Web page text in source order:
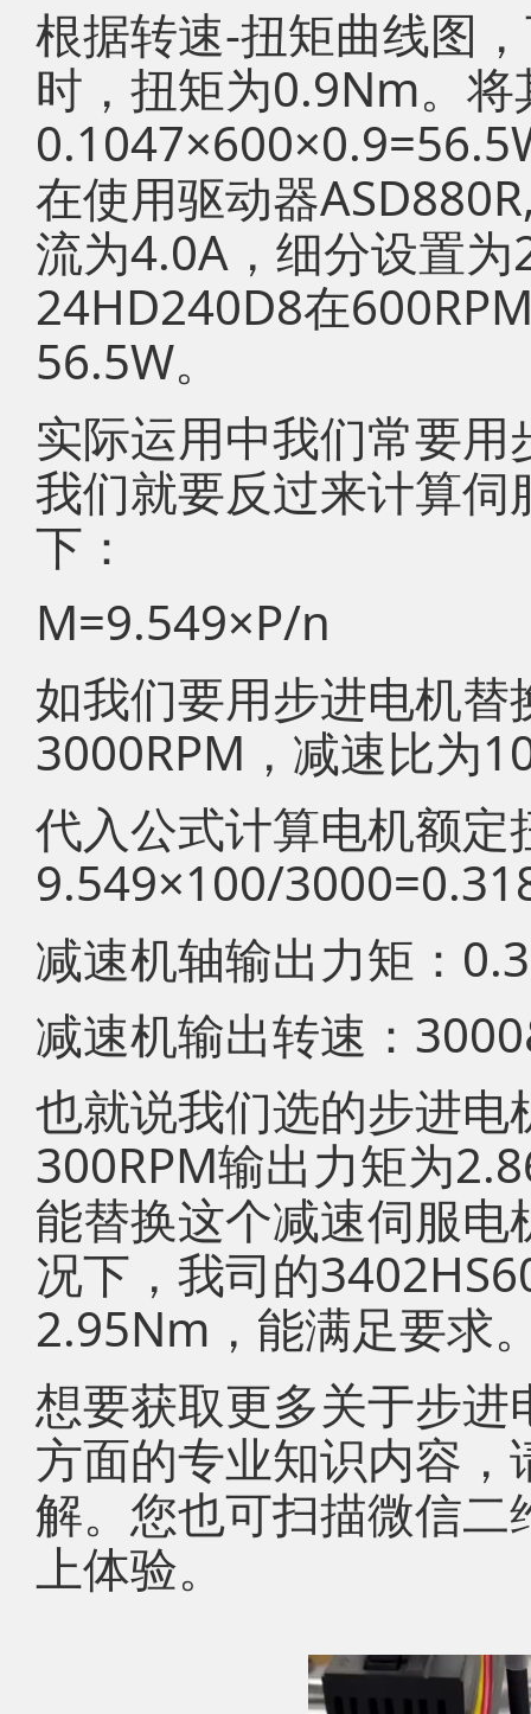
根据转速-扭矩曲线图
时，扭矩为0.9Nm。
在使用驱动器
流为4.0A，细分设置
24HD240D8在
56.5W。
实际运用中我们常要
我们就要反过来计算
下：
M=9.549×P/n
如我们要用步进电机
3000RPM，减速比为
代入公式计算电机额定
9.549×100/
减速机轴输出力矩：
减速机输出转速：
也就说我们选的步进
300RPM输出力矩为
能替换这个减速伺服
况下，我司的
2.95Nm，能满足要求
想要获取更多关于步进
方面的专业知识内容
解。您也可扫描微信
上体验。